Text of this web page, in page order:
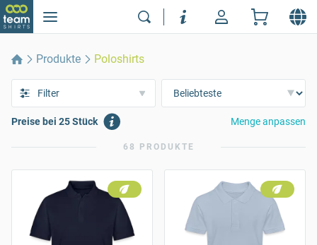
Produkte Poloshirts
Filter
Preise bei 25 Stück Menge anpassen
68 PRODUKTE